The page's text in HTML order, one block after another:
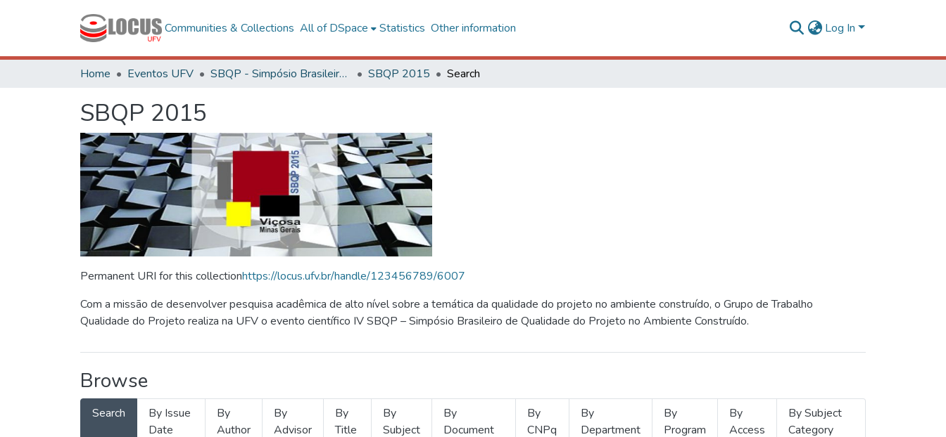
Communities & Collections All of DSpace Statistics Other information Log In
Home Eventos UFV SBQP - Simpósio Brasileiro de Qualidade do Projeto no Ambiente Construído SBQP 2015 Search
SBQP 2015
Permanent URI for this collectionhttps://locus.ufv.br/handle/123456789/6007
Com a missão de desenvolver pesquisa acadêmica de alto nível sobre a temática da qualidade do projeto no ambiente construído, o Grupo de Trabalho
Qualidade do Projeto realiza na UFV o evento científico IV SBQP – Simpósio Brasileiro de Qualidade do Projeto no Ambiente Construído.
Browse
Search
By Issue
Date
By
Author
By
Advisor
By
Title
By
Subject
By
Document
By
CNPq
By
Department
By
Program
By
Access
By Subject
Category